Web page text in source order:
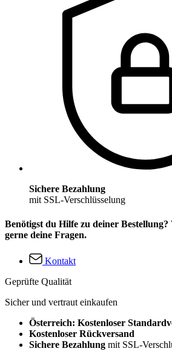
Sichere Bezahlung
mit SSL-Verschlüsselung
Benötigst du Hilfe zu deiner
gerne deine Fragen.
Kontakt
Geprüfte Qualität
Sicher und vertraut einkaufen
Österreich: Kostenloser
Kostenloser Rückversand
Sichere Bezahlung mit SSL-